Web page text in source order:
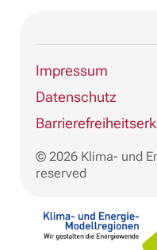
Impressum
Datenschutz
© 2026 Klima- und
reserved